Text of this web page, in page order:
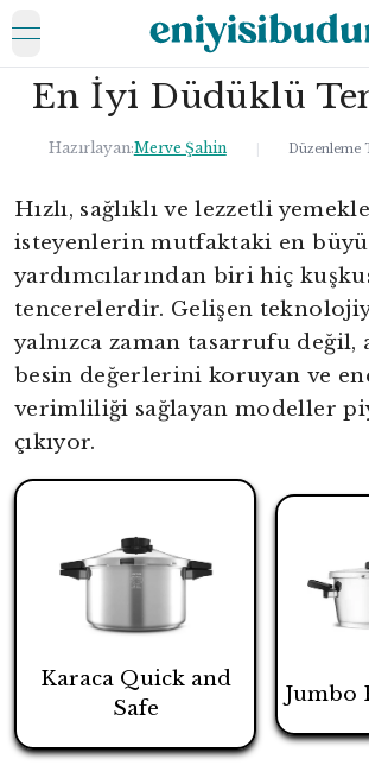
open navigation menu
ELEKTRONİK
EV
KOZMETİK
HAKKIMIZDA
İLETİŞİM
En İyi Düdüklü
Hazırlayan:Merve Şahin Düzenleme
Hızlı, sağlıklı ve lezzetli
isteyenlerin mutfaktaki en
yardımcılarından biri hiç
tencerelerdir. Gelişen
yalnızca zaman tasarrufu değil,
besin değerlerini koruyan ve
verimliliği sağlayan modeller
çıkıyor.
Karaca Quick and
Safe
Jumbo